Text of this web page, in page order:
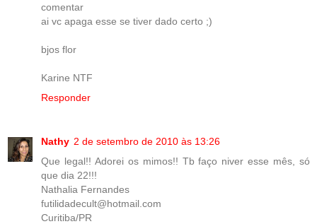
comentar
ai vc apaga esse se tiver dado certo ;)
bjos flor
Karine NTF
Responder
Nathy 2 de setembro de 2010 às 13:26
Que legal!! Adorei os mimos!! Tb faço niver esse mês, só
que dia 22!!!
Nathalia Fernandes
futilidadecult@hotmail.com
Curitiba/PR